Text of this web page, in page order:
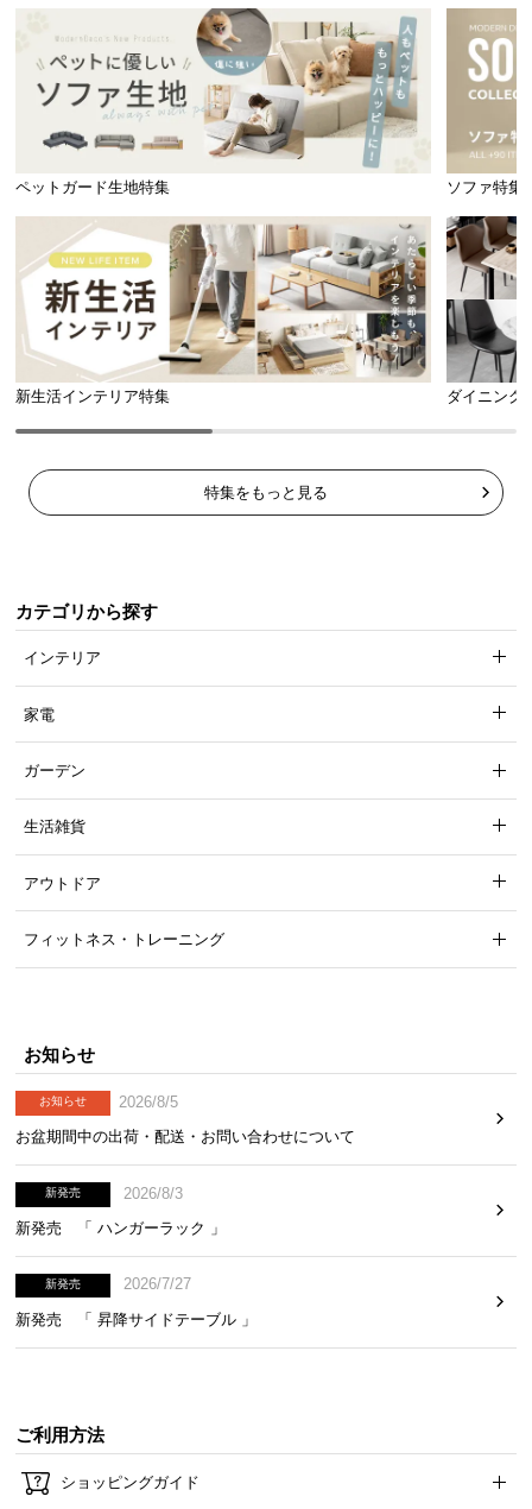
ペットガード生地特集 ソファ特集
新生活インテリア特集 ダイニング
特集をもっと見る
カテゴリから探す
インテリア
家電
ガーデン
生活雑貨
アウトドア
フィットネス・トレーニング
お知らせ
お知らせ
2026/8/5
お盆期間中の出荷・配送・お問い合わせについて
新発売
2026/8/3
新発売 「 ハンガーラック 」
新発売
2026/7/27
新発売 「 昇降サイドテーブル 」
ご利用方法
ショッピングガイド